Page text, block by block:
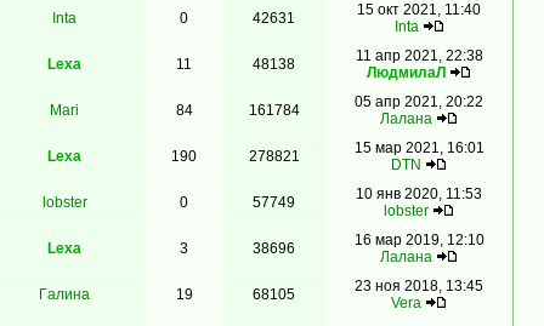
Inta 0 42631
15 окт 2021, 11:40
Inta
Lexa 11 48138
11 апр 2021, 22:38
ЛюдмилаЛ
Mari 84 161784
05 апр 2021, 20:22
Лалана
Lexa 190 278821
15 мар 2021, 16:01
DTN
lobster 0 57749
10 янв 2020, 11:53
lobster
Lexa 3 38696
16 мар 2019, 12:10
Лалана
Гaлинa 19 68105
23 ноя 2018, 13:45
Vera